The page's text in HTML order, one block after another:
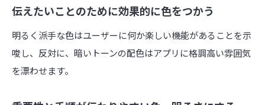
伝えたいことのために効果的に色をつかう
明るく派手な色はユーザーに何か楽しい機能があることを示
唆し、反対に、暗いトーンの配色はアプリに格調高い雰囲気
を漂わせます。